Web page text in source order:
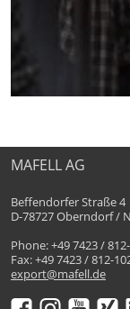
MAFELL AG
Beffendorfer Straße 4
D-78727 Oberndorf /
Phone: +49 7423 /
Fax: +49 7423 / 812-
export@mafell.de